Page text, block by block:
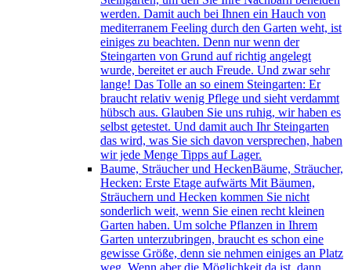
werden. Damit auch bei Ihnen ein Hauch von
mediterranem Feeling durch den Garten weht, ist
einiges zu beachten. Denn nur wenn der
Steingarten von Grund auf richtig angelegt
wurde, bereitet er auch Freude. Und zwar sehr
lange! Das Tolle an so einem Steingarten: Er
braucht relativ wenig Pflege und sieht verdammt
hübsch aus. Glauben Sie uns ruhig, wir haben es
selbst getestet. Und damit auch Ihr Steingarten
das wird, was Sie sich davon versprechen, haben
wir jede Menge Tipps auf Lager.
Baume, Sträucher und HeckenBäume, Sträucher,
Hecken: Erste Etage aufwärts Mit Bäumen,
Sträuchern und Hecken kommen Sie nicht
sonderlich weit, wenn Sie einen recht kleinen
Garten haben. Um solche Pflanzen in Ihrem
Garten unterzubringen, braucht es schon eine
gewisse Größe, denn sie nehmen einiges an Platz
weg. Wenn aber die Möglichkeit da ist, dann